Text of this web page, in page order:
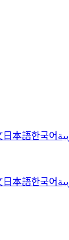
日本語한국어
日本語한국어